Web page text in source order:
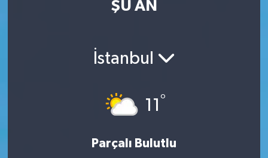
ŞU AN
İstanbul
11°
Parçalı Bulutlu
Son Dakika Haberleri